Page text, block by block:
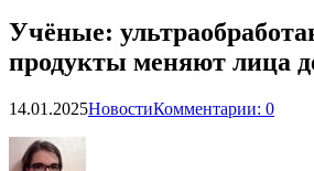
Учёные:
продукты меняют лица
14.01.2025НовостиКомментарии: 0